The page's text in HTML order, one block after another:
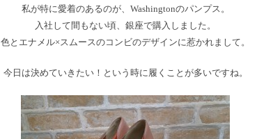
私が特に愛着のあるのが、Washingtonのパンプス。
入社して間もない頃、銀座で購入しました。
色とエナメル×スムースのコンビのデザインに惹かれまして。
今日は決めていきたい！という時に履くことが多いですね。